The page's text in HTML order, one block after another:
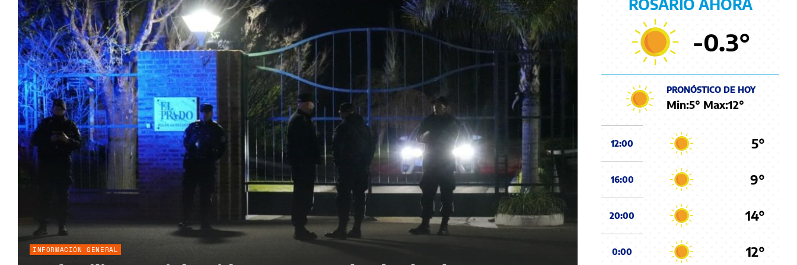
INFORMACIÓN GENERAL
ROSARIO AHORA
-0.3°
PRONÓSTICO DE HOY
Min:5° Max:12°
12:00 5°
16:00 9°
20:00 14°
0:00 12°